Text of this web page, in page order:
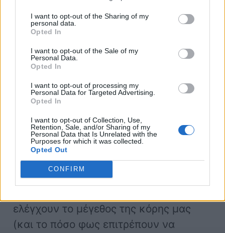
I want to opt-out of the Sharing of my
personal data.
Opted In
I want to opt-out of the Sale of my
Personal Data.
Opted In
I want to opt-out of processing my
Personal Data for Targeted Advertising.
Opted In
I want to opt-out of Collection, Use,
Retention, Sale, and/or Sharing of my
Personal Data that Is Unrelated with the
Purposes for which it was collected.
Opted Out
CONFIRM
διαπίστωσε η NHTSA.
Μετά την ηλικία των 60 ετών,
ικανότητα των ματιών μας να
ανακάμψουν από τη θάμπωση
τη
νύχτα αρχίζει ναμειώνεται
σημαντικά
καθώς τα ευαίσθητα στο
φως ραβδοειδή κύτταρα – τα οποία
βοηθούν στην καλή όραση σε συνθήκες
χαμηλού φωτισμού – εξασθενούν.
ελέγχουν το μέγεθος της κόρης μας
(και το πόσο φως επιτρέπουν να